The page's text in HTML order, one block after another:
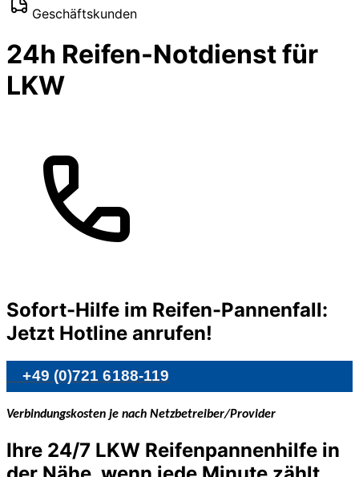
Geschäftskunden
24h Reifen-Notdienst für
LKW
Sofort-Hilfe im Reifen-Pannenfall:
Jetzt Hotline anrufen!
+49 (0)721 6188-119
Verbindungskosten je nach Netzbetreiber/Provider
Ihre 24/7 LKW Reifenpannenhilfe in